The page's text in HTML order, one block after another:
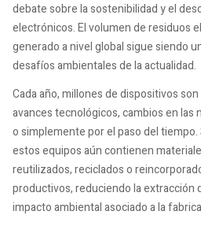
debate sobre la sostenibilidad y el
electrónicos. El volumen de residuos
generado a nivel global sigue siendo
desafíos ambientales de la actualidad.
Cada año, millones de dispositivos
avances tecnológicos, cambios en las
o simplemente por el paso del
estos equipos aún contienen
reutilizados, reciclados o
productivos, reduciendo la extracción
impacto ambiental asociado a la